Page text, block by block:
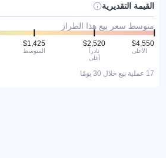
القيمة التقديرية
متوسط سعر بيع هذا الطراز
المتوسط
نادراً
أغلى
الأعلى
17 عملية بيع خلال 30 يومًا